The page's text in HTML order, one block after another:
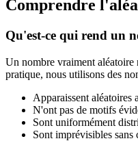
Comprendre
Qu'est-ce qui rend un
Un nombre vraiment
pratique, nous utilisons des
Apparaissent aléatoires
N'ont pas de motifs
Sont uniformément
Sont imprévisibles